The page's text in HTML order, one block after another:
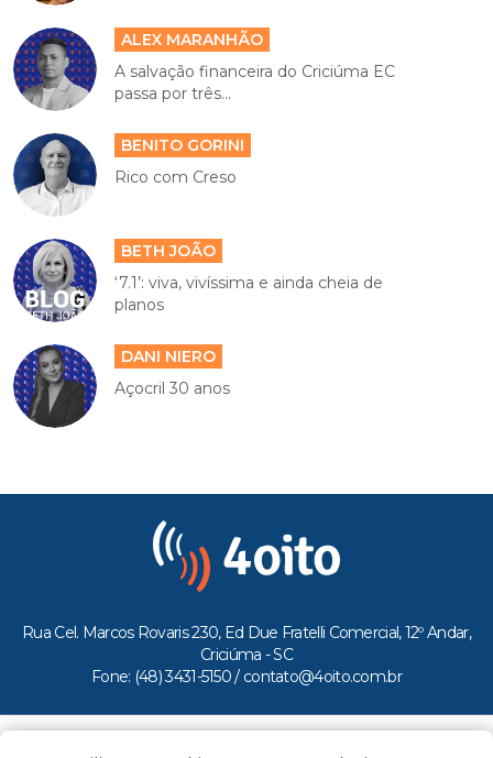
ALEX MARANHÃO
A salvação financeira do Criciúma EC
passa por três...
BENITO GORINI
Rico com Creso
BETH JOÃO
‘7.1’: viva, vivíssima e ainda cheia de
planos
DANI NIERO
Açocril 30 anos
Rua Cel. Marcos Rovaris 230, Ed Due Fratelli Comercial, 12º Andar,
Criciúma - SC
Fone: (48) 3431-5150 / contato@4oito.com.br